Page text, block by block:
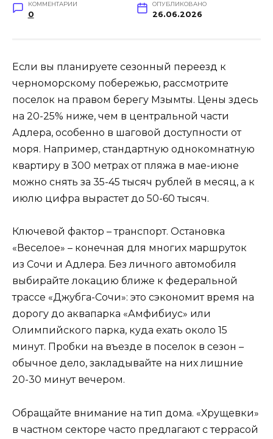
КОММЕНТАРИИ
0
ОПУБЛИКОВАНО
26.06.2026
Если вы планируете сезонный переезд к
черноморскому побережью, рассмотрите
поселок на правом берегу Мзымты. Цены здесь
на 20-25% ниже, чем в центральной части
Адлера, особенно в шаговой доступности от
моря. Например, стандартную однокомнатную
квартиру в 300 метрах от пляжа в мае-июне
можно снять за 35-45 тысяч рублей в месяц, а к
июлю цифра вырастет до 50-60 тысяч.
Ключевой фактор – транспорт. Остановка
«Веселое» – конечная для многих маршруток
из Сочи и Адлера. Без личного автомобиля
выбирайте локацию ближе к федеральной
трассе «Джубга-Сочи»: это сэкономит время на
дорогу до аквапарка «Амфибиус» или
Олимпийского парка, куда ехать около 15
минут. Пробки на въезде в поселок в сезон –
обычное дело, закладывайте на них лишние
20-30 минут вечером.
Обращайте внимание на тип дома. «Хрущевки»
в частном секторе часто предлагают с террасой